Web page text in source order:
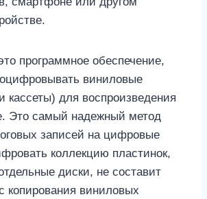
программное обеспечение,
виниловые
кассеты) для воспроизведения
Это самый надежный метод
записей на цифровые
коллекцию пластинок,
диски, не составит
копирования виниловых